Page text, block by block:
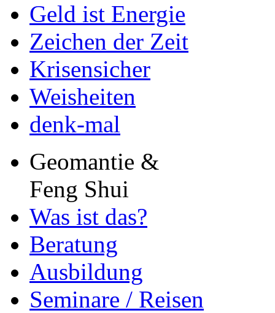
Geld ist Energie
Zeichen der Zeit
Krisensicher
Weisheiten
denk-mal
Geomantie &
Feng Shui
Was ist das?
Beratung
Ausbildung
Seminare / Reisen